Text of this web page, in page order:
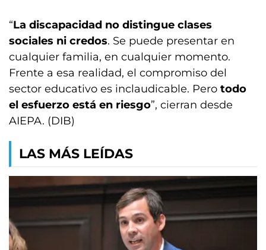
“La discapacidad no distingue clases
sociales ni credos. Se puede presentar en
cualquier familia, en cualquier momento.
Frente a esa realidad, el compromiso del
sector educativo es inclaudicable. Pero todo
el esfuerzo está en riesgo”, cierran desde
AIEPA. (DIB)
LAS MÁS LEÍDAS